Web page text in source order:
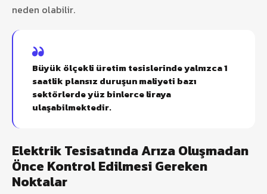
neden olabilir.
Büyük ölçekli üretim tesislerinde yalnızca 1
saatlik plansız duruşun maliyeti bazı
sektörlerde yüz binlerce liraya
ulaşabilmektedir.
Elektrik Tesisatında Arıza Oluşmadan
Önce Kontrol Edilmesi Gereken
Noktalar